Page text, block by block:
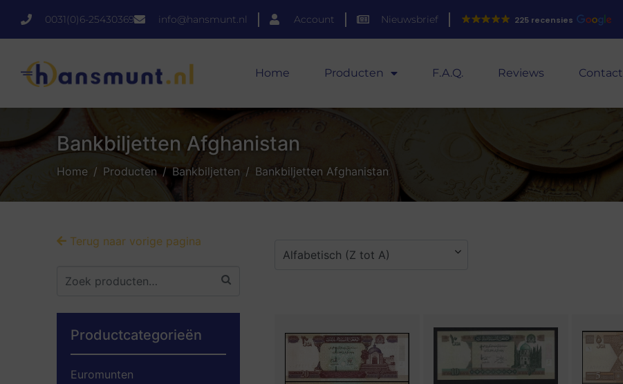
0031(0)6-25430369 info@hansmunt.nl Account Nieuwsbrief 225 recensies
Home Producten F.A.Q. Reviews Contact
Bankbiljetten Afghanistan
Home Producten Bankbiljetten Bankbiljetten Afghanistan
Terug naar vorige pagina
Productcategorieën
Euromunten